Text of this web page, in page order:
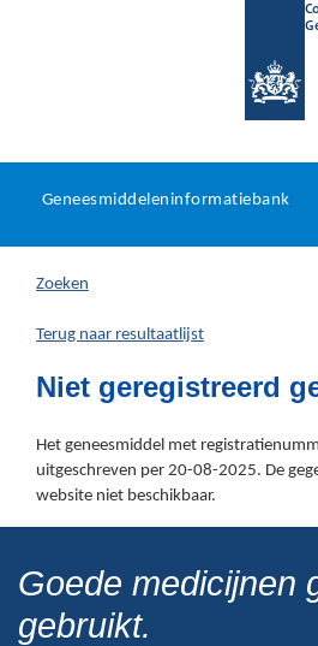
U
hier:
Geneesmiddeleninformatiebank
Zoeken
Terug naar resultaatlijst
Niet geregistreerd
Het geneesmiddel met
uitgeschreven per 20-08-2025. De
website niet beschikbaar.
Goede medicijnen
gebruikt.